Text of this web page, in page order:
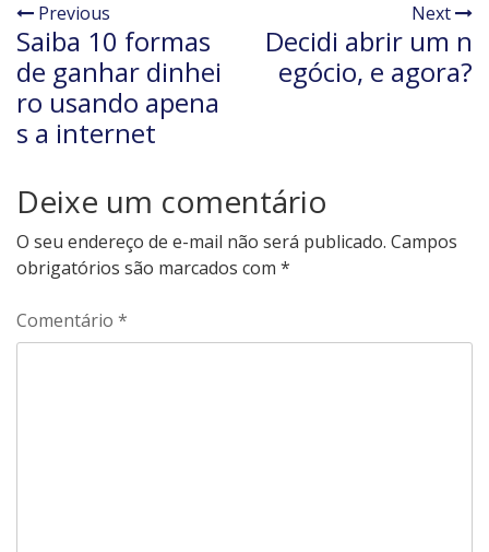
Previous
Saiba 10 formas
de ganhar dinhei
ro usando apena
s a internet
Next
Decidi abrir um n
egócio, e agora?
Deixe um comentário
O seu endereço de e-mail não será publicado. Campos
obrigatórios são marcados com *
Comentário *